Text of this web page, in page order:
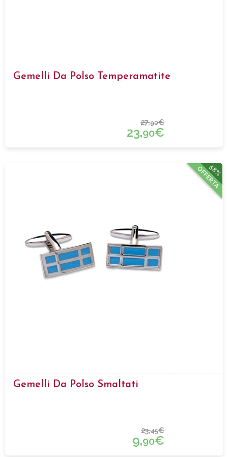
Gemelli Da Polso Temperamatite
27,90€
23,90€
58%
OFFERTA
Gemelli Da Polso Smaltati
23,45€
9,90€